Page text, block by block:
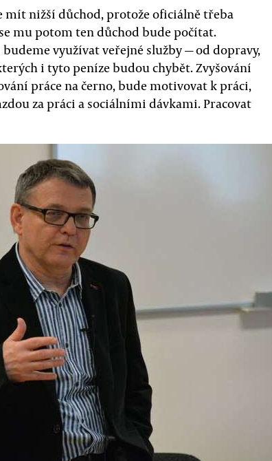
mít nižší důchod, protože oficiálně třeba
mu potom ten důchod bude počítat.
využívat veřejné služby — od dopravy,
i tyto peníze budou chybět. Zvyšování
práce na černo, bude motivovat k práci,
za práci a sociálními dávkami. Pracovat